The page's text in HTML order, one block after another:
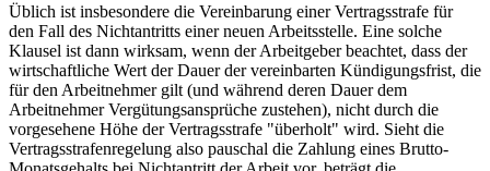
Üblich ist insbesondere die Vereinbarung einer Vertragsstrafe für
den Fall des Nichtantritts einer neuen Arbeitsstelle. Eine solche
Klausel ist dann wirksam, wenn der Arbeitgeber beachtet, dass der
wirtschaftliche Wert der Dauer der vereinbarten Kündigungsfrist, die
für den Arbeitnehmer gilt (und während deren Dauer dem
Arbeitnehmer Vergütungsansprüche zustehen), nicht durch die
vorgesehene Höhe der Vertragsstrafe "überholt" wird. Sieht die
Vertragsstrafenregelung also pauschal die Zahlung eines Brutto-